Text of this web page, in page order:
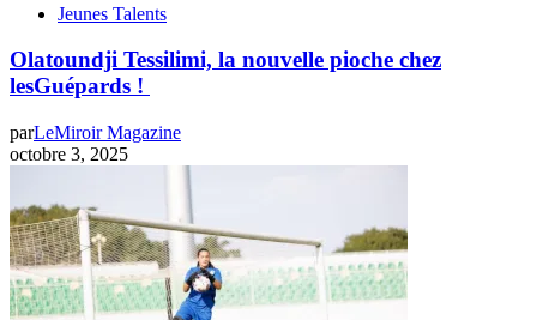
Jeunes Talents
Olatoundji Tessilimi, la nouvelle pioche chez
lesGuépards !
parLeMiroir Magazine
octobre 3, 2025